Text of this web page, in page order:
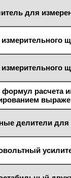
для
расчета
делители